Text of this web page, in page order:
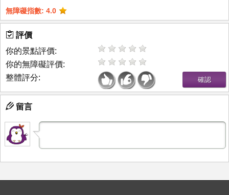
無障礙指數: 4.0
評價
你的景點評價:
你的無障礙評價:
整體評分:
留言